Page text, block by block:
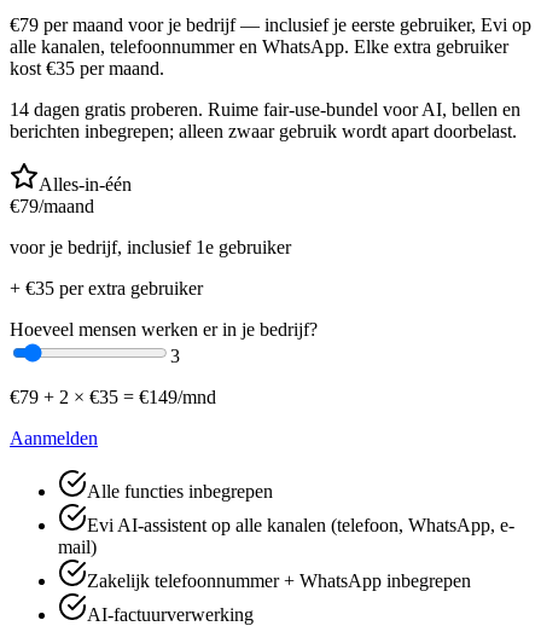
€79 per maand voor je bedrijf — inclusief je eerste gebruiker, Evi op
alle kanalen, telefoonnummer en WhatsApp. Elke extra gebruiker
kost €35 per maand.
14 dagen gratis proberen. Ruime fair-use-bundel voor AI, bellen en
berichten inbegrepen; alleen zwaar gebruik wordt apart doorbelast.
Alles-in-één
€79/maand
voor je bedrijf, inclusief 1e gebruiker
+ €35 per extra gebruiker
Hoeveel mensen werken er in je bedrijf?
3
€79 + 2 × €35 = €149/mnd
Aanmelden
Alle functies inbegrepen
Evi AI-assistent op alle kanalen (telefoon, WhatsApp, e-
mail)
Zakelijk telefoonnummer + WhatsApp inbegrepen
AI-factuurverwerking